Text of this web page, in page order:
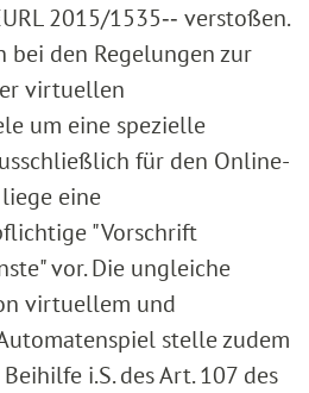
2015/1535‑‑ verstoßen.
bei den Regelungen zur
virtuellen
um eine spezielle
für den Online-
eine
"Vorschrift
vor. Die ungleiche
virtuellem und
stelle zudem
i.S. des Art. 107 des